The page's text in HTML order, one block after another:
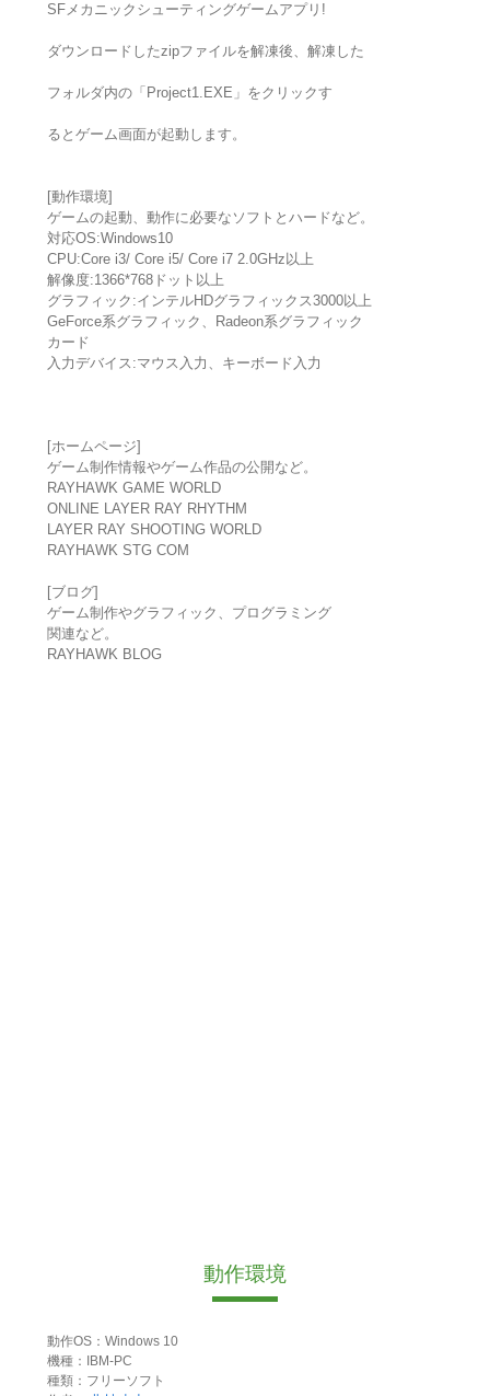
SFメカニックシューティングゲームアプリ!
ダウンロードしたzipファイルを解凍後、解凍した
フォルダ内の「Project1.EXE」をクリックす
るとゲーム画面が起動します。
[動作環境]
ゲームの起動、動作に必要なソフトとハードなど。
対応OS:Windows10
CPU:Core i3/ Core i5/ Core i7 2.0GHz以上
解像度:1366*768ドット以上
グラフィック:インテルHDグラフィックス3000以上
GeForce系グラフィック、Radeon系グラフィック
カード
入力デバイス:マウス入力、キーボード入力
[ホームページ]
ゲーム制作情報やゲーム作品の公開など。
RAYHAWK GAME WORLD
ONLINE LAYER RAY RHYTHM
LAYER RAY SHOOTING WORLD
RAYHAWK STG COM
[ブログ]
ゲーム制作やグラフィック、プログラミング
関連など。
RAYHAWK BLOG
動作環境
動作OS：Windows 10
機種：IBM-PC
種類：フリーソフト